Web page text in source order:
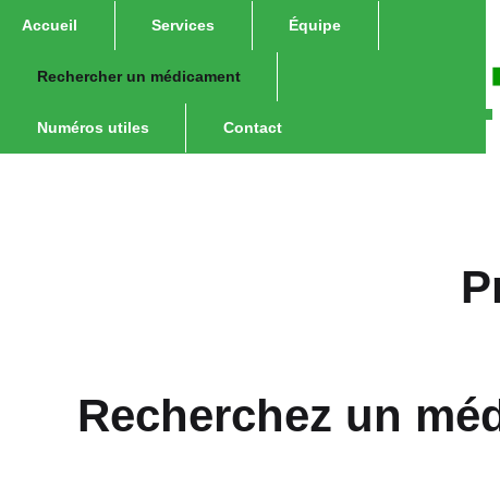
Accueil Services Équipe
Rechercher un médicament
Numéros utiles Contact
Recherchez un